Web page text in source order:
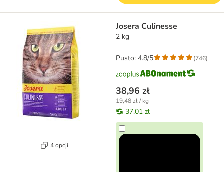
4 opcji
Josera Culinesse
2 kg
38,96 zł
19,48 zł / kg
37,01 zł
Pusto: 4.8/5 (746)